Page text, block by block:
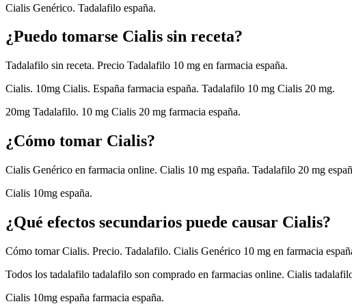
Cialis Genérico. Tadalafilo españa.
¿Puedo tomarse Cialis sin receta?
Tadalafilo sin receta. Precio Tadalafilo 10 mg en farmacia españa.
Cialis. 10mg Cialis. España farmacia españa. Tadalafilo 10 mg Cialis 20 mg.
20mg Tadalafilo. 10 mg Cialis 20 mg farmacia españa.
¿Cómo tomar Cialis?
Cialis Genérico en farmacia online. Cialis 10 mg españa. Tadalafilo 20 mg
Cialis 10mg españa.
¿Qué efectos secundarios puede causar Cialis?
Cómo tomar Cialis. Precio. Tadalafilo. Cialis Genérico 10 mg en farmacia
Todos los tadalafilo tadalafilo son comprado en farmacias online. Cialis
Cialis 10mg españa farmacia españa.